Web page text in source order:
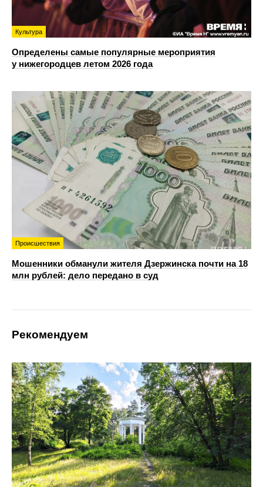
Культура
Определены самые популярные мероприятия
у нижегородцев летом 2026 года
Происшествия
Мошенники обманули жителя Дзержинска почти на 18
млн рублей: дело передано в суд
Рекомендуем